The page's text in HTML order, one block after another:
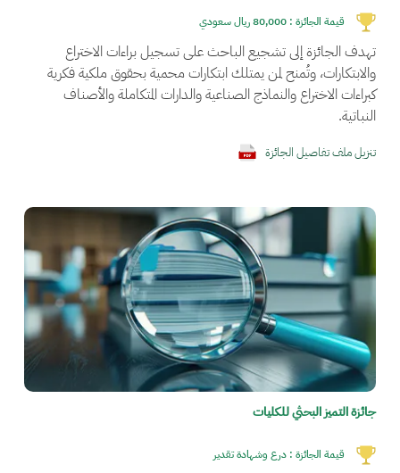
قيمة الجائزة : 80,000 ريال سعودي
تهدف الجائزة إلى تشجيع الباحث على تسجيل براءات الاختراع
والابتكارات، وتُمنح لمن يمتلك ابتكارات محمية بحقوق ملكية فكرية
كبراءات الاختراع والنماذج الصناعية والدارات المتكاملة والأصناف
النباتية.
تنزيل ملف تفاصيل الجائزة
جائزة التميز البحثي للكليات
قيمة الجائزة : درع وشهادة تقدير